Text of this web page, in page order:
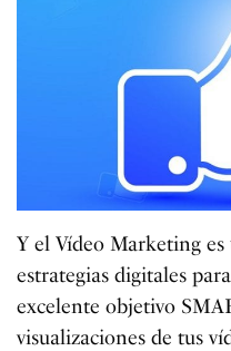
Y el Vídeo Marketing
estrategias digitales
excelente objetivo
visualizaciones de tus